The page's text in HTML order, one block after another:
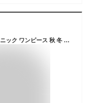
楽天1位【店内全品SALE】 大人可愛い チュニック ワンピース 秋 冬 秋冬 レディース チュニックワンピース 30代 40代 50代 森ガール 膝丈 ひざ丈 長袖 大きいサイズ ロング カジュアル 無地 ブラック 黒 グレー グリーン ブラウン 春 ゆったり レトロ 体型カバー コットン